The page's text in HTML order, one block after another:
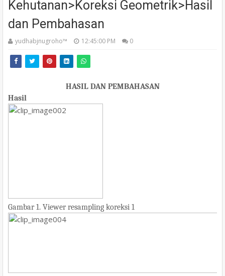
Kehutanan>Koreksi Geometrik>Hasil
dan Pembahasan
yudhabjnugroho™️ 12:45:00 PM 0
HASIL DAN PEMBAHASAN
Hasil
Gambar 1. Viewer resampling koreksi 1